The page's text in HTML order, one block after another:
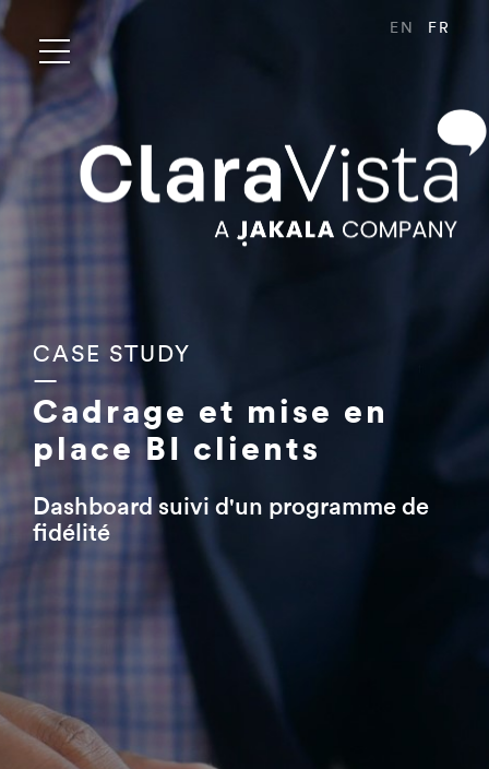
EN FR
CASE STUDY
—
Cadrage et mise en
place BI clients
Dashboard suivi d'un programme de
fidélité